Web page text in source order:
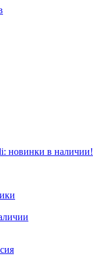
новинки в наличии!